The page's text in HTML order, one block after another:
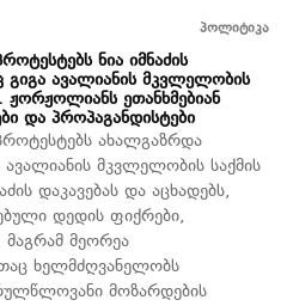
პოლიტიკა
ნია იმნაძის
გიგა ავალიანის მკვლელობის
ჟორჟოლიანს ეთანხმებიან
და პროპაგანდისტები
ახალგაზრდა
მკვლელობის საქმის
დაკავებას და აცხადებს,
დედის ფიქრები,
მაგრამ მეორეა
ხელმძღვანელობს
მოზარდების